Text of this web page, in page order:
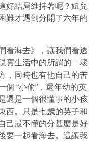
好結局維持著呢？妞兒
難才遇到分開了六年的
看海去》，讓我們看透
實生活中的所謂的「壞
，同時也有他自己的苦
個 “小偷”，還年幼的英
還是一個很懂事的小孩
西。只是七歲的英子和
己最不懂的分甚麼是好
要一起看海去。這讓我